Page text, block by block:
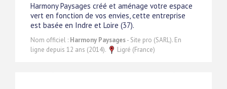
Harmony Paysages créé et aménage votre espace
vert en fonction de vos envies, cette entreprise
est basée en Indre et Loire (37).
Nom officiel : Harmony Paysages- Site pro (SARL). En
ligne depuis 12 ans (2014).
Ligré (France)